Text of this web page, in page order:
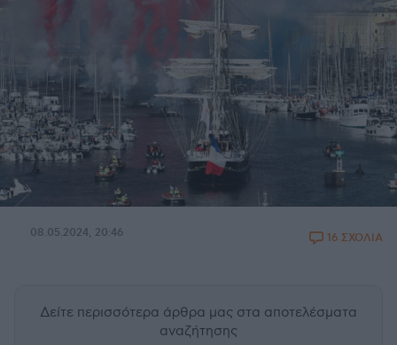
08.05.2024, 20:46 16 ΣΧΟΛΙΑ
Δείτε περισσότερα άρθρα μας στα αποτελέσματα
αναζήτησης